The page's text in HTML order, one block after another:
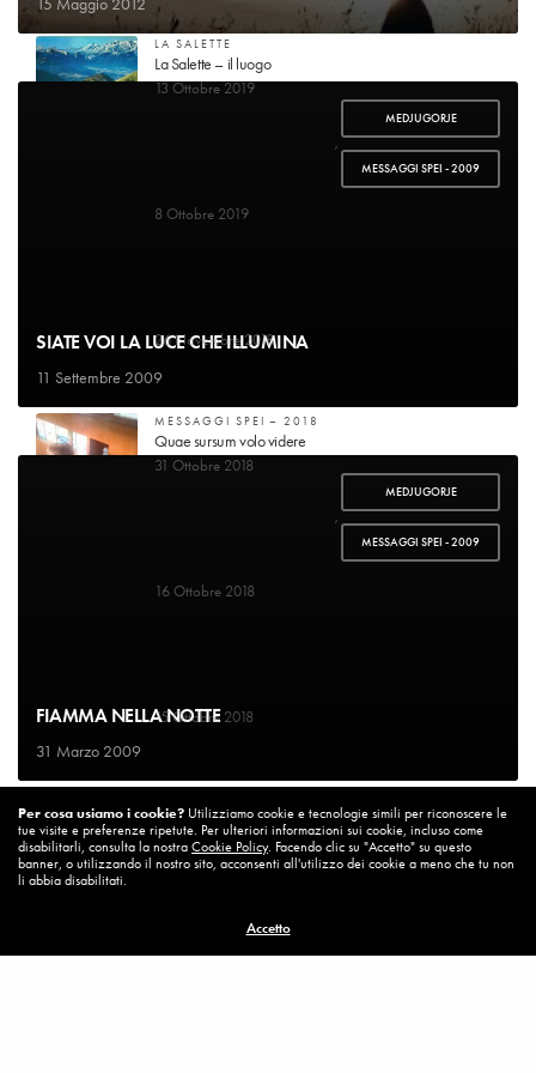
MEDJUGORJE
,
MESSAGGI SPEI - 2009
SIATE VOI LA LUCE CHE ILLUMINA
11 Settembre 2009
MEDJUGORJE
,
MESSAGGI SPEI - 2009
FIAMMA NELLA NOTTE
31 Marzo 2009
LA SALETTE
La Salette – il luogo
13 Ottobre 2019
Guarigione di mademoiselle Marie-Pierrette Gagniard
8 Ottobre 2019
26 Novembre 2018
MESSAGGI SPEI – 2018
Quae sursum volo videre
31 Ottobre 2018
16 Ottobre 2018
15 Ottobre 2018
La vita vince sempre
8 Ottobre 2018
Per cosa usiamo i cookie? Utilizziamo cookie e tecnologie simili per riconoscere le
tue visite e preferenze ripetute. Per ulteriori informazioni sui cookie, incluso come
disabilitarli, consulta la nostraCookie Policy. Facendo clic su "Accetto" su questo
banner, o utilizzando il nostro sito, acconsenti all'utilizzo dei cookie a meno che tu non
li abbia disabilitati.
Accetto